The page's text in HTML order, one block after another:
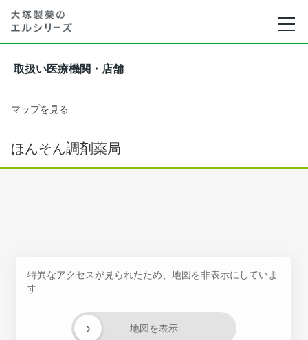
取扱い医療機関・店舗
マップを見る
ほんそん調剤薬局
特異なアクセスが見られたため、地図を非表示にしていま
す
地図を表示
›